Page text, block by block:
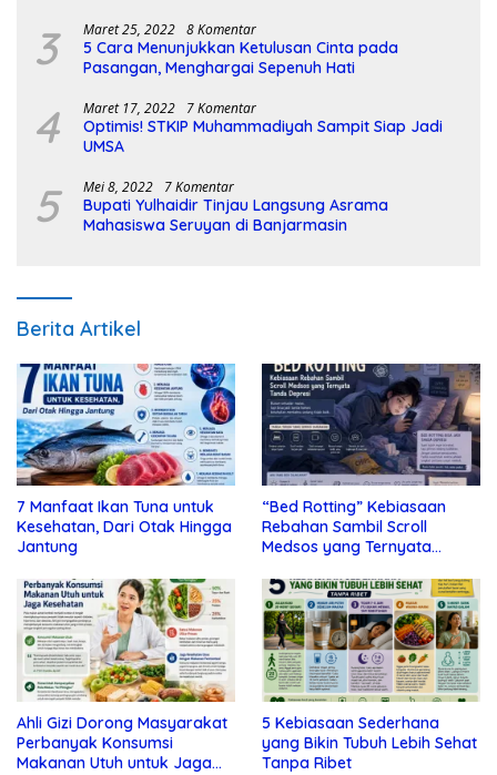
3 Maret 25, 2022 8 Komentar
5 Cara Menunjukkan Ketulusan Cinta pada
Pasangan, Menghargai Sepenuh Hati
4 Maret 17, 2022 7 Komentar
Optimis! STKIP Muhammadiyah Sampit Siap Jadi
UMSA
5 Mei 8, 2022 7 Komentar
Bupati Yulhaidir Tinjau Langsung Asrama
Mahasiswa Seruyan di Banjarmasin
Berita Artikel
7 Manfaat Ikan Tuna untuk
Kesehatan, Dari Otak Hingga
Jantung
“Bed Rotting” Kebiasaan
Rebahan Sambil Scroll
Medsos yang Ternyata
Ahli Gizi Dorong Masyarakat
Perbanyak Konsumsi
Makanan Utuh untuk Jaga
5 Kebiasaan Sederhana
yang Bikin Tubuh Lebih Sehat
Tanpa Ribet